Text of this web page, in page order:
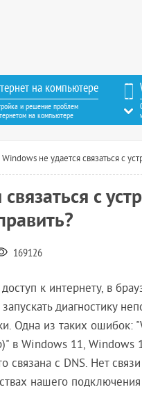
на компьютере
и решение проблем
на компьютере
Windows не удается связаться с
с
169126
к интернету, в
диагностику
Одна из таких ошибок:
в Windows 11,
связана с DNS. Нет
нашего